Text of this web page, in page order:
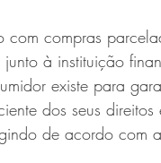
compras
à instituição
existe para
dos seus
de acordo com